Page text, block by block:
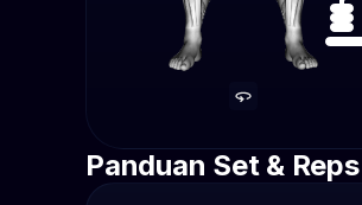
Panduan Set & Reps